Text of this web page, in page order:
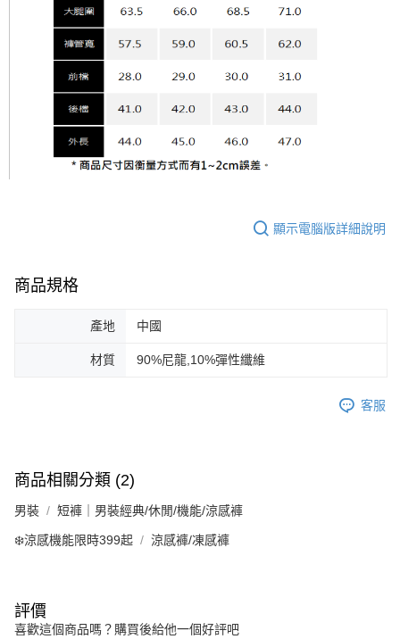
顯示電腦版詳細說明
商品規格
產地 中國
材質 90%尼龍,10%彈性纖維
客服
商品相關分類 (2)
男裝 短褲｜男裝經典/休閒/機能/涼感褲
❄️涼感機能限時399起 涼感褲/凍感褲
評價
喜歡這個商品嗎？購買後給他一個好評吧